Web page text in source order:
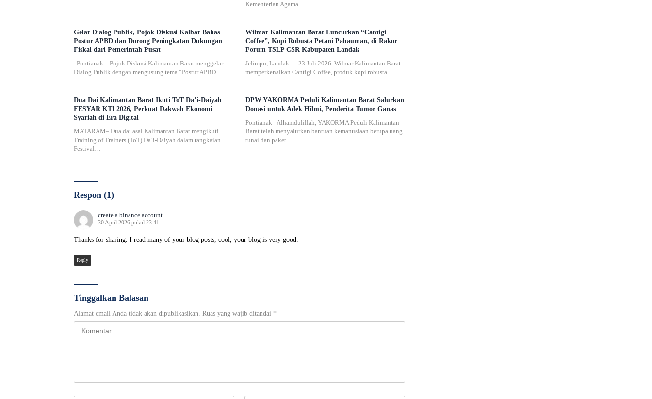
Kementerian Agama…
Gelar Dialog Publik, Pojok Diskusi Kalbar Bahas
Postur APBD dan Dorong Peningkatan Dukungan
Fiskal dari Pemerintah Pusat
Pontianak – Pojok Diskusi Kalimantan Barat menggelar
Dialog Publik dengan mengusung tema “Postur APBD…
Wilmar Kalimantan Barat Luncurkan “Cantigi
Coffee”, Kopi Robusta Petani Pahauman, di Rakor
Forum TSLP CSR Kabupaten Landak
Jelimpo, Landak — 23 Juli 2026. Wilmar Kalimantan Barat
memperkenalkan Cantigi Coffee, produk kopi robusta…
Dua Dai Kalimantan Barat Ikuti ToT Da’i-Daiyah
FESYAR KTI 2026, Perkuat Dakwah Ekonomi
Syariah di Era Digital
MATARAM– Dua dai asal Kalimantan Barat mengikuti
Training of Trainers (ToT) Da’i-Daiyah dalam rangkaian
Festival…
DPW YAKORMA Peduli Kalimantan Barat Salurkan
Donasi untuk Adek Hilmi, Penderita Tumor Ganas
Pontianak– Alhamdulillah, YAKORMA Peduli Kalimantan
Barat telah menyalurkan bantuan kemanusiaan berupa uang
tunai dan paket…
Respon (1)
create a binance account
30 April 2026 pukul 23:41
Thanks for sharing. I read many of your blog posts, cool, your blog is very good.
Reply
Tinggalkan Balasan
Alamat email Anda tidak akan dipublikasikan. Ruas yang wajib ditandai *